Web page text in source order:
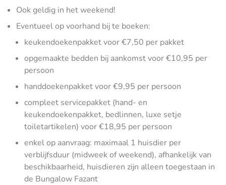
Ook geldig in het weekend!
Eventueel op voorhand bij te boeken:
keukendoekenpakket voor €7,50 per pakket
opgemaakte bedden bij aankomst voor €10,95 per
persoon
handdoekenpakket voor €9,95 per persoon
compleet servicepakket (hand- en
keukendoekenpakket, bedlinnen, luxe setje
toiletartikelen) voor €18,95 per persoon
enkel op aanvraag: maximaal 1 huisdier per
verblijfsduur (midweek of weekend), afhankelijk van
beschikbaarheid, huisdieren zijn alleen toegestaan in
de Bungalow Fazant